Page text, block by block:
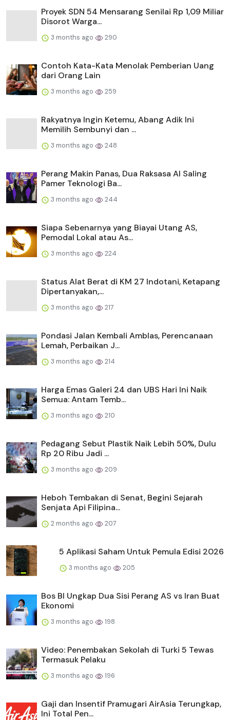
Proyek SDN 54 Mensarang Senilai Rp 1,09 Miliar
Disorot Warga...
3 months ago 290
Contoh Kata-Kata Menolak Pemberian Uang
dari Orang Lain
3 months ago 259
Rakyatnya Ingin Ketemu, Abang Adik Ini
Memilih Sembunyi dan ...
3 months ago 248
Perang Makin Panas, Dua Raksasa AI Saling
Pamer Teknologi Ba...
3 months ago 244
Siapa Sebenarnya yang Biayai Utang AS,
Pemodal Lokal atau As...
3 months ago 224
Status Alat Berat di KM 27 Indotani, Ketapang
Dipertanyakan,...
3 months ago 217
Pondasi Jalan Kembali Amblas, Perencanaan
Lemah, Perbaikan J...
3 months ago 214
Harga Emas Galeri 24 dan UBS Hari Ini Naik
Semua: Antam Temb...
3 months ago 210
Pedagang Sebut Plastik Naik Lebih 50%, Dulu
Rp 20 Ribu Jadi ...
3 months ago 209
Heboh Tembakan di Senat, Begini Sejarah
Senjata Api Filipina...
2 months ago 207
5 Aplikasi Saham Untuk Pemula Edisi 2026
3 months ago 205
Bos BI Ungkap Dua Sisi Perang AS vs Iran Buat
Ekonomi
3 months ago 198
Video: Penembakan Sekolah di Turki 5 Tewas
Termasuk Pelaku
3 months ago 196
Gaji dan Insentif Pramugari AirAsia Terungkap,
Ini Total Pen...